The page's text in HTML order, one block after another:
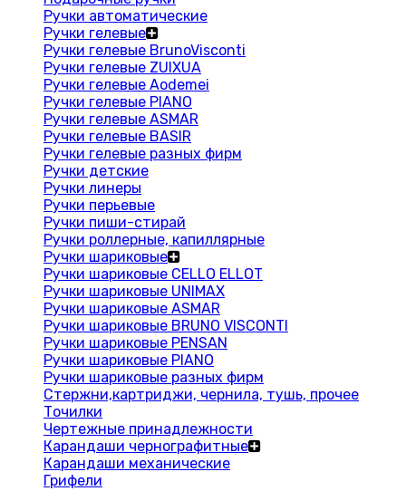
Ручки автоматические
Ручки гелевые
Ручки гелевые BrunoVisconti
Ручки гелевые ZUIXUA
Ручки гелевые Aodemei
Ручки гелевые PIANO
Ручки гелевые ASMAR
Ручки гелевые BASIR
Ручки гелевые разных фирм
Ручки детские
Ручки линеры
Ручки перьевые
Ручки пиши-стирай
Ручки роллерные, капиллярные
Ручки шариковые
Ручки шариковые CELLO ELLOT
Ручки шариковые UNIMAX
Ручки шариковые ASMAR
Ручки шариковые BRUNO VISCONTI
Ручки шариковые PENSAN
Ручки шариковые PIANO
Ручки шариковые разных фирм
Стержни,картриджи, чернила, тушь, прочее
Точилки
Чертежные принадлежности
Карандаши чернографитные
Карандаши механические
Грифели